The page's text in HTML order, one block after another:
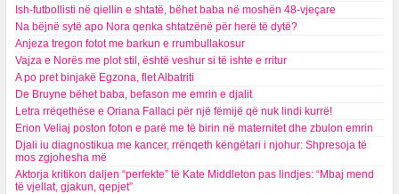
Ish-futbollisti në qiellin e shtatë, bëhet baba në moshën 48-vjeçare
Na bëjnë sytë apo Nora qenka shtatzënë për herë të dytë?
Anjeza tregon fotot me barkun e rrumbullakosur
Vajza e Norës me plot stil, është veshur si të ishte e rritur
A po pret binjakë Egzona, flet Albatriti
De Bruyne bëhet baba, befason me emrin e djalit
Letra rrëqethëse e Oriana Fallaci për një fëmijë që nuk lindi kurrë!
Erion Veliaj poston foton e parë me të birin në maternitet dhe zbulon emrin
Djali iu diagnostikua me kancer, rrënqeth këngëtari i njohur: Shpresoja të
mos zgjohesha më
Aktorja kritikon daljen “perfekte” të Kate Middleton pas lindjes: “Mbaj mend
të vjellat, gjakun, qepjet”